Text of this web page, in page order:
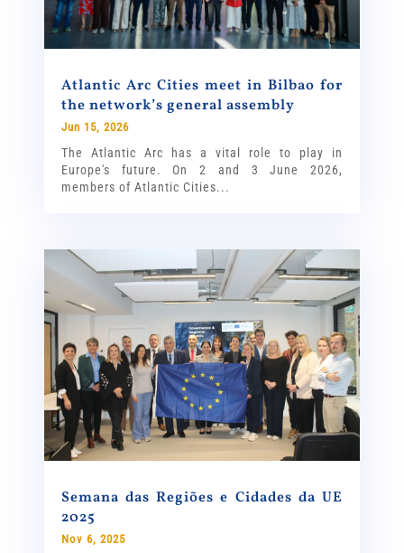
Atlantic Arc Cities meet in Bilbao for
the network’s general assembly
Jun 15, 2026
The Atlantic Arc has a vital role to play in
Europe's future. On 2 and 3 June 2026,
members of Atlantic Cities...
Semana das Regiões e Cidades da UE
2025
Nov 6, 2025